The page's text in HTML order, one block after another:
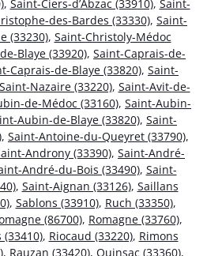
, Saint-Ciers-d’Abzac (33910), Saint-
des-Bardes (33330), Saint-
(33230), Saint-Christoly-Médoc
Blaye (33920), Saint-Caprais-de-
Caprais-de-Blaye (33820), Saint-
Nazaire (33220), Saint-Avit-de-
de-Médoc (33160), Saint-Aubin-
Aubin-de-Blaye (33820), Saint-
, Saint-Antoine-du-Queyret (33790),
Androny (33390), Saint-André-
André-du-Bois (33490), Saint-
, Saint-Aignan (33126), Saillans
, Sablons (33910), Ruch (33350),
(86700), Romagne (33760),
(33410), Riocaud (33220), Rimons
, Rauzan (33420), Quinsac (33360),